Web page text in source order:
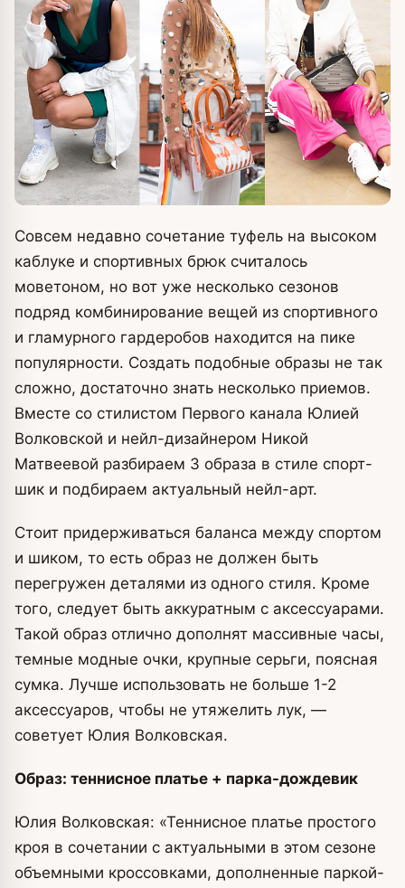
Совсем недавно сочетание туфель на высоком
каблуке и спортивных брюк считалось
моветоном, но вот уже несколько сезонов
подряд комбинирование вещей из спортивного
и гламурного гардеробов находится на пике
популярности. Создать подобные образы не так
сложно, достаточно знать несколько приемов.
Вместе со стилистом Первого канала Юлией
Волковской и нейл-дизайнером Никой
Матвеевой разбираем 3 образа в стиле спорт-
шик и подбираем актуальный нейл-арт.
Стоит придерживаться баланса между спортом
и шиком, то есть образ не должен быть
перегружен деталями из одного стиля. Кроме
того, следует быть аккуратным с аксессуарами.
Такой образ отлично дополнят массивные часы,
темные модные очки, крупные серьги, поясная
сумка. Лучше использовать не больше 1-2
аксессуаров, чтобы не утяжелить лук, —
советует Юлия Волковская.
Образ: теннисное платье + парка-дождевик
Юлия Волковская: «Теннисное платье простого
кроя в сочетании с актуальными в этом сезоне
объемными кроссовками, дополненные паркой-